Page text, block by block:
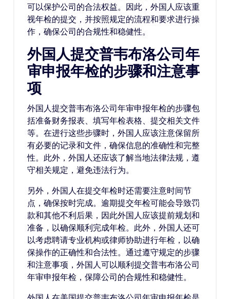
可以保护公司的合法权益。因此，外国人应该重
视年检的提交，并按照规定的流程和要求进行操
作，确保公司的合规性和稳健性。
外国人提交普韦布洛公司年
审申报年检的步骤和注意事
项
外国人提交普韦布洛公司年审申报年检的步骤包
括准备财务报表、填写年检表格、提交相关文件
等。在进行这些步骤时，外国人应该注意保留所
有必要的记录和文件，确保信息的准确性和完整
性。此外，外国人还应该了解当地法律法规，遵
守相关规定，避免违法行为。
另外，外国人在提交年检时还需要注意时间节
点，确保按时完成。逾期提交年检可能会导致罚
款和其他不利后果，因此外国人应该提前规划和
准备，以确保顺利完成年检。此外，外国人还可
以考虑聘请专业机构或律师协助进行年检，以确
保操作的正确性和合法性。通过遵守规定的步骤
和注意事项，外国人可以顺利提交普韦布洛公司
年审申报年检，保障公司的合规性和稳健性。